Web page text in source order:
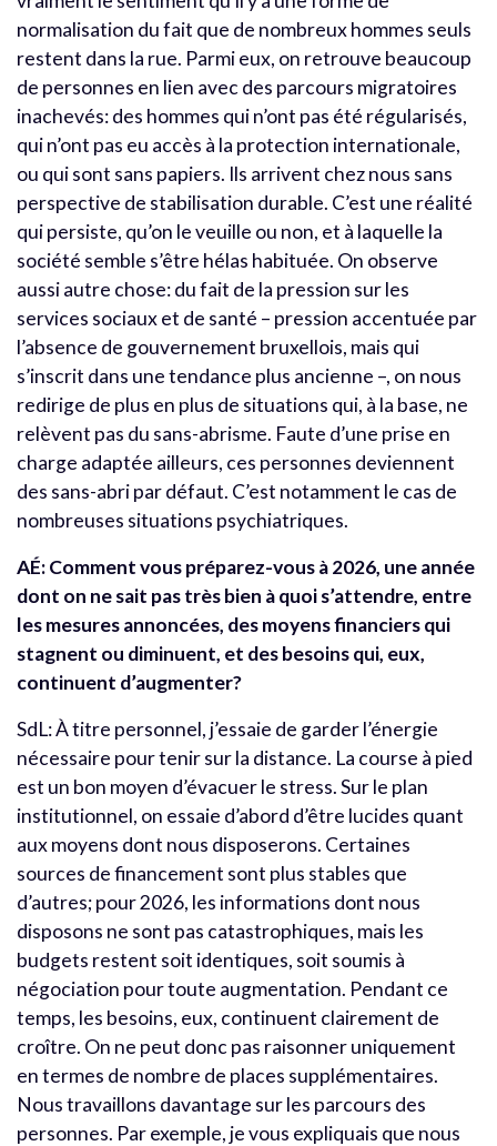
normalisation du fait que de nombreux hommes seuls
restent dans la rue. Parmi eux, on retrouve beaucoup
de personnes en lien avec des parcours migratoires
inachevés: des hommes qui n’ont pas été régularisés,
qui n’ont pas eu accès à la protection internationale,
ou qui sont sans papiers. Ils arrivent chez nous sans
perspective de stabilisation durable. C’est une réalité
qui persiste, qu’on le veuille ou non, et à laquelle la
société semble s’être hélas habituée. On observe
aussi autre chose: du fait de la pression sur les
services sociaux et de santé – pression accentuée par
l’absence de gouvernement bruxellois, mais qui
s’inscrit dans une tendance plus ancienne –, on nous
redirige de plus en plus de situations qui, à la base, ne
relèvent pas du sans-abrisme. Faute d’une prise en
charge adaptée ailleurs, ces personnes deviennent
des sans-abri par défaut. C’est notamment le cas de
nombreuses situations psychiatriques.
AÉ: Comment vous préparez-vous à 2026, une année
dont on ne sait pas très bien à quoi s’attendre, entre
les mesures annoncées, des moyens financiers qui
stagnent ou diminuent, et des besoins qui, eux,
continuent d’augmenter?
SdL: À titre personnel, j’essaie de garder l’énergie
nécessaire pour tenir sur la distance. La course à pied
est un bon moyen d’évacuer le stress. Sur le plan
institutionnel, on essaie d’abord d’être lucides quant
aux moyens dont nous disposerons. Certaines
sources de financement sont plus stables que
d’autres; pour 2026, les informations dont nous
disposons ne sont pas catastrophiques, mais les
budgets restent soit identiques, soit soumis à
négociation pour toute augmentation. Pendant ce
temps, les besoins, eux, continuent clairement de
croître. On ne peut donc pas raisonner uniquement
en termes de nombre de places supplémentaires.
Nous travaillons davantage sur les parcours des
personnes. Par exemple, je vous expliquais que nous